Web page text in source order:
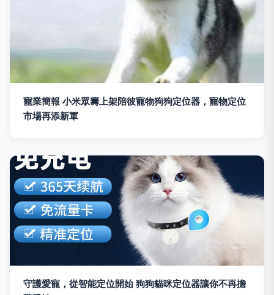
寵業簡報 小米眾籌上架陪彼寵物狗狗定位器，寵物定位
市場再添新軍
守護愛寵，從智能定位開始 狗狗貓咪定位器讓你不再擔